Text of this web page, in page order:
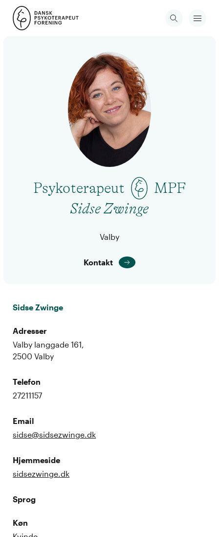
Psykoterapeut
MPF
Sidse Zwinge
Valby
Kontakt
Sidse Zwinge
Adresser
Valby langgade 161,
2500 Valby
Telefon
27211157
Email
sidse@sidsezwinge.dk
Hjemmeside
sidsezwinge.dk
Sprog
Køn